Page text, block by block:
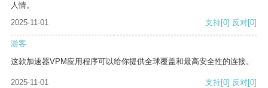
人情。
2025-11-01
支持[0] 反对[0]
游客
这款加速器VPM应用程序可以给你提供全球覆盖和最高安全性的连接。
2025-11-01 支持[0] 反对[0]